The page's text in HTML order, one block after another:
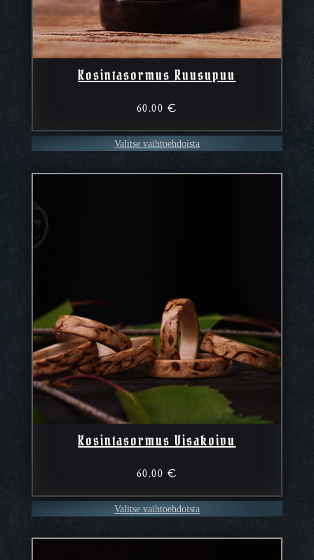
Kosintasormus Ruusupuu
60,00 €
Valitse vaihtoehdoista
Kosintasormus Visakoivu
60,00 €
Valitse vaihtoehdoista